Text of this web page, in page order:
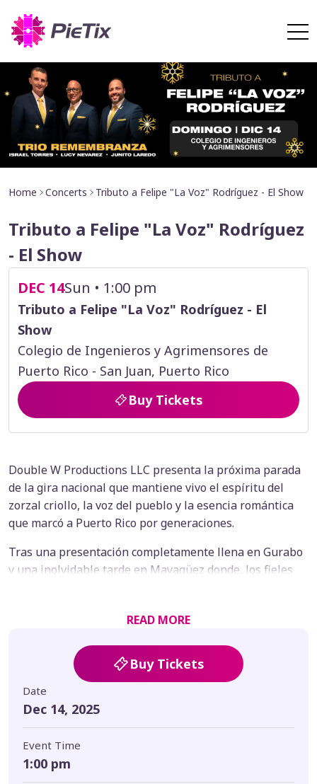
Home Concerts Tributo a Felipe "La Voz" Rodríguez - El Show
Tributo a Felipe "La Voz" Rodríguez
- El Show
DEC 14Sun • 1:00 pm
Tributo a Felipe "La Voz" Rodríguez - El
Show
Colegio de Ingenieros y Agrimensores de
Puerto Rico - San Juan, Puerto Rico
Buy Tickets
Double W Productions LLC presenta la próxima parada
de la gira nacional que mantiene vivo el espíritu del
zorzal criollo, la voz del pueblo y la esencia romántica
que marcó a Puerto Rico por generaciones.
Tras una presentación completamente llena en Gurabo
y una inolvidable tarde en Mayagüez donde, los fieles
continúa su ruta con fuerza, corazón y emoción.
Ahora el espectáculo llega a San Juan, al prestigioso
Colegio de Ingenieros y Agrimensores de Puerto Rico
(CIAPR), para una celebración navideña donde la
nostalgia es protagonista y la música vuelve a brillar
🎟️ Boletos ya a la venta – ¡Cupo limitado!
READ MORE
Buy Tickets
Date
Dec 14, 2025
Event Time
1:00 pm